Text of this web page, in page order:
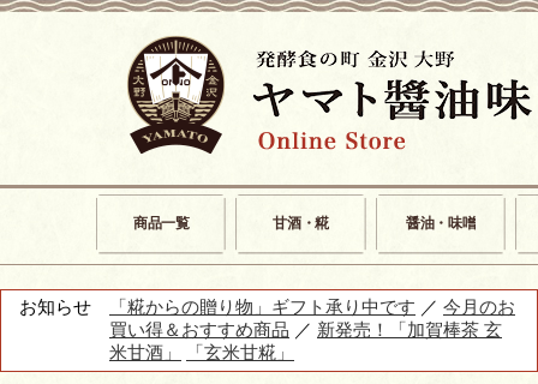
商品一覧 甘酒・糀 醤油・味噌
お知らせ 「糀からの贈り物」ギフト承り中です ／ 今月のお
買い得＆おすすめ商品 ／ 新発売！「加賀棒茶 玄
米甘酒」
「玄米甘糀」